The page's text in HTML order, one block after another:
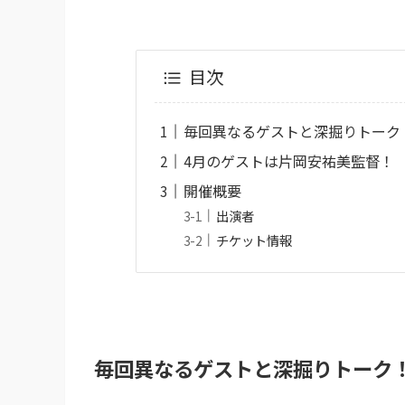
目次
毎回異なるゲストと深掘りトーク
4月のゲストは片岡安祐美監督！
開催概要
出演者
チケット情報
毎回異なるゲストと深掘りトーク